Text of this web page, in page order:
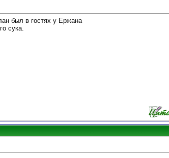
был в гостях у Ержана
сука.